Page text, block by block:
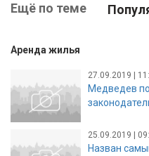
Ещё по теме
Аренда жилья
27.09.2019 |
Медведев
25.09.2019 |
Назван